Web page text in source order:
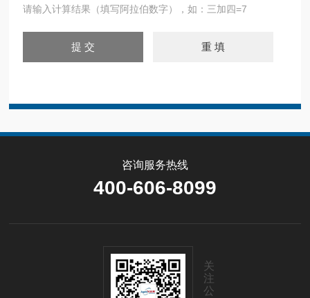
请输入计算结果（填写阿拉伯数字），如：三加四=7
咨询服务热线
400-606-8099
关
注
公